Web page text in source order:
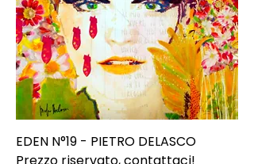
EDEN N°19 - PIETRO DELASCO
Prezzo riservato, contattaci!